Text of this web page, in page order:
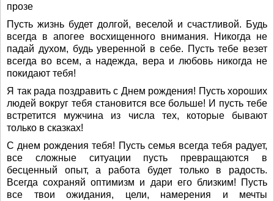
прозе
Пусть жизнь будет долгой, веселой и счастливой. Будь
всегда в апогее восхищенного внимания. Никогда не
падай духом, будь уверенной в себе. Пусть тебе везет
всегда во всем, а надежда, вера и любовь никогда не
покидают тебя!
Я так рада поздравить с Днем рождения! Пусть хороших
людей вокруг тебя становится все больше! И пусть тебе
встретится мужчина из числа тех, которые бывают
только в сказках!
С днем рождения тебя! Пусть семья всегда тебя радует,
все сложные ситуации пусть превращаются в
бесценный опыт, а работа будет только в радость.
Всегда сохраняй оптимизм и дари его близким! Пусть
все твои ожидания, цели, намерения и мечты